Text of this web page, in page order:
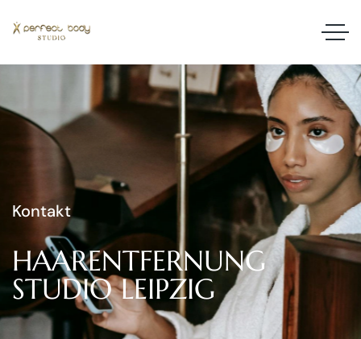
Kontakt
HAARENTFERNUNG
STUDIO LEIPZIG